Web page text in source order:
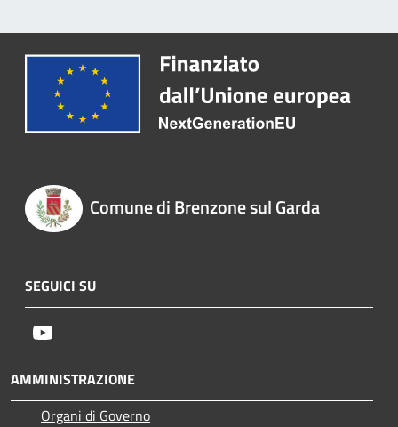
Comune di Brenzone sul Garda
SEGUICI SU
AMMINISTRAZIONE
Organi di Governo